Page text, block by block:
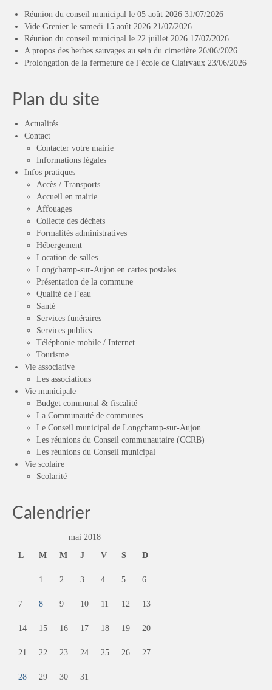
Réunion du conseil municipal le 05 août 2026 31/07/2026
Vide Grenier le samedi 15 août 2026 21/07/2026
Réunion du conseil municipal le 22 juillet 2026 17/07/2026
A propos des herbes sauvages au sein du cimetière 26/06/2026
Prolongation de la fermeture de l’école de Clairvaux 23/06/2026
Plan du site
Actualités
Contact
Contacter votre mairie
Informations légales
Infos pratiques
Accès / Transports
Accueil en mairie
Affouages
Collecte des déchets
Formalités administratives
Hébergement
Location de salles
Longchamp-sur-Aujon en cartes postales
Présentation de la commune
Qualité de l’eau
Santé
Services funéraires
Services publics
Téléphonie mobile / Internet
Tourisme
Vie associative
Les associations
Vie municipale
Budget communal & fiscalité
La Communauté de communes
Le Conseil municipal de Longchamp-sur-Aujon
Les réunions du Conseil communautaire (CCRB)
Les réunions du Conseil municipal
Vie scolaire
Scolarité
Calendrier
mai 2018
L
M M J V S D
1 2 3 4 5 6
7 8 9 10 11 12 13
14 15 16 17 18 19 20
21 22 23 24 25 26 27
28 29 30
31